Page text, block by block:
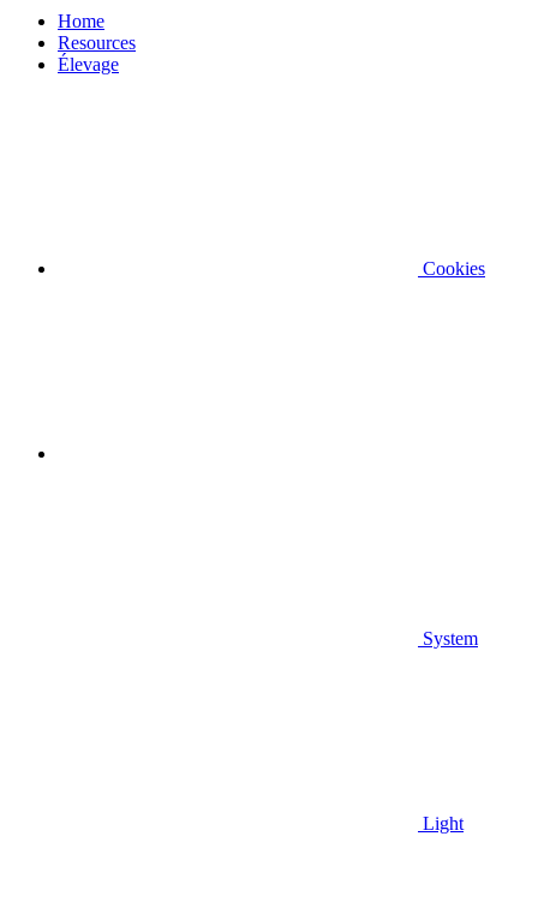
Home
Resources
Élevage
Cookies
System
Light